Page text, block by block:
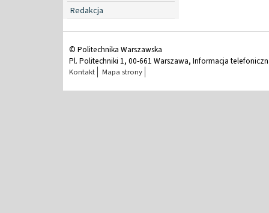
Redakcja
© Politechnika Warszawska
Pl. Politechniki 1, 00-661 Warszawa, Informacja
Kontakt Mapa strony